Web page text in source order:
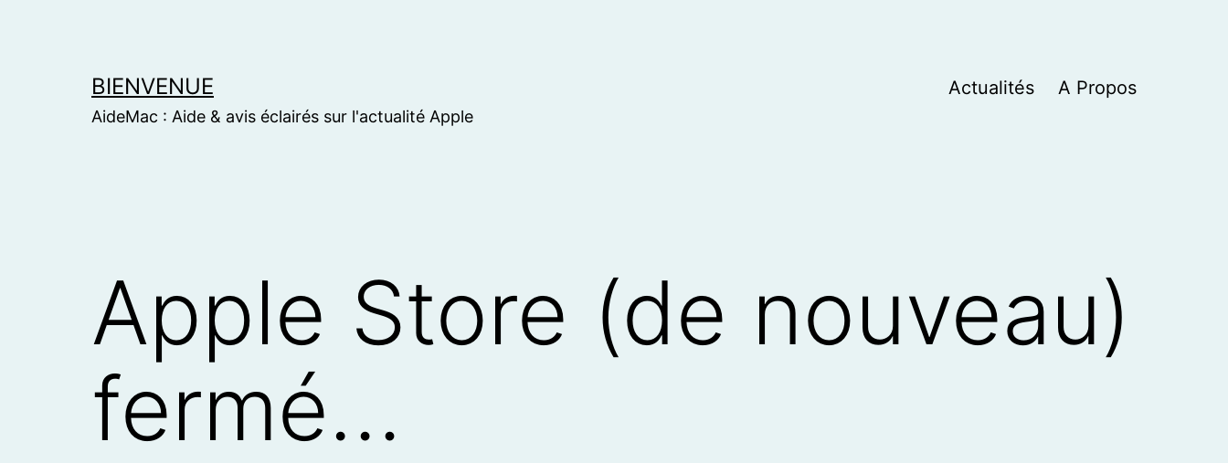
BIENVENUE
AideMac : Aide & avis éclairés sur l'actualité Apple
Actualités A Propos
Apple Store (de nouveau)
fermé…